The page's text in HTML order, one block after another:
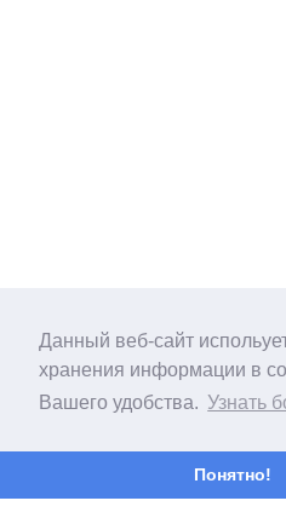
Данный веб-сайт
хранения информации в
Вашего удобства. Узнать
Понятно!